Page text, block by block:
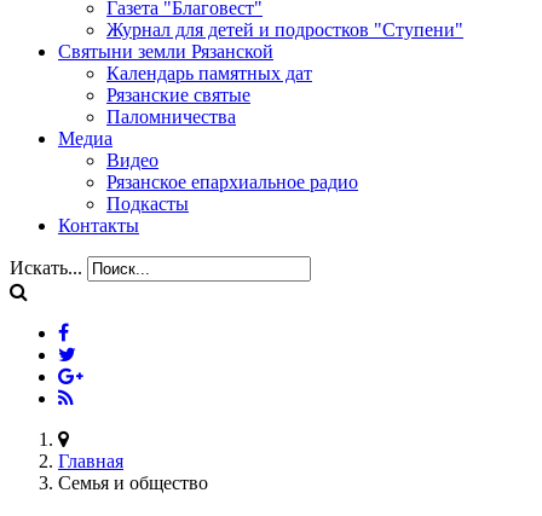
Газета "Благовест"
Журнал для детей и подростков "Ступени"
Святыни земли Рязанской
Календарь памятных дат
Рязанские святые
Паломничества
Медиа
Видео
Рязанское епархиальное радио
Подкасты
Контакты
Искать...
Главная
Семья и общество